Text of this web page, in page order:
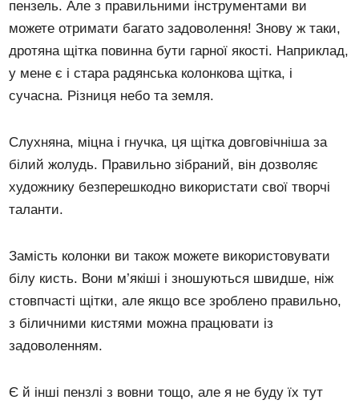
пензель. Але з правильними інструментами ви
можете отримати багато задоволення! Знову ж таки,
дротяна щітка повинна бути гарної якості. Наприклад,
у мене є і стара радянська колонкова щітка, і
сучасна. Різниця небо та земля.
Слухняна, міцна і гнучка, ця щітка довговічніша за
білий жолудь. Правильно зібраний, він дозволяє
художнику безперешкодно використати свої творчі
таланти.
Замість колонки ви також можете використовувати
білу кисть. Вони м’якіші і зношуються швидше, ніж
стовпчасті щітки, але якщо все зроблено правильно,
з біличними кистями можна працювати із
задоволенням.
Є й інші пензлі з вовни тощо, але я не буду їх тут